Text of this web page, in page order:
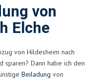
von
Elche
von Hildesheim nach
sparen? Dann habe ich den
Beiladung von